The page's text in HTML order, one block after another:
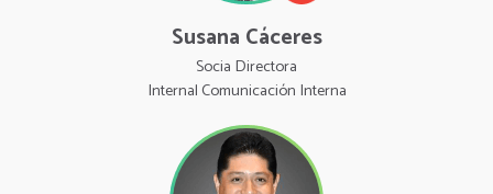
Susana Cáceres
Socia Directora
Internal Comunicación Interna